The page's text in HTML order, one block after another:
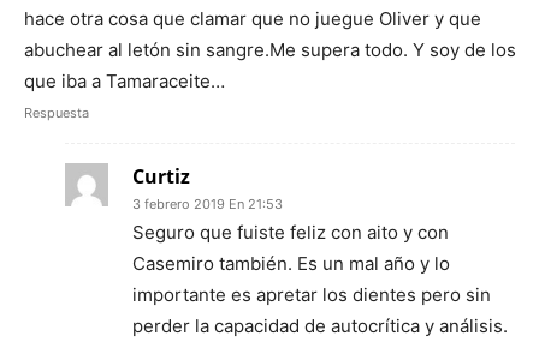
hace otra cosa que clamar que no juegue Oliver y que
abuchear al letón sin sangre.Me supera todo. Y soy de los
que iba a Tamaraceite…
Respuesta
Curtiz
3 febrero 2019 En 21:53
Seguro que fuiste feliz con aito y con
Casemiro también. Es un mal año y lo
importante es apretar los dientes pero sin
perder la capacidad de autocrítica y análisis.